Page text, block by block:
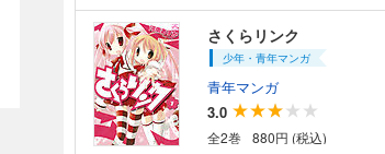
さくらリンク
少年・青年マンガ
青年マンガ
3.0
全2巻
880円 (税込)